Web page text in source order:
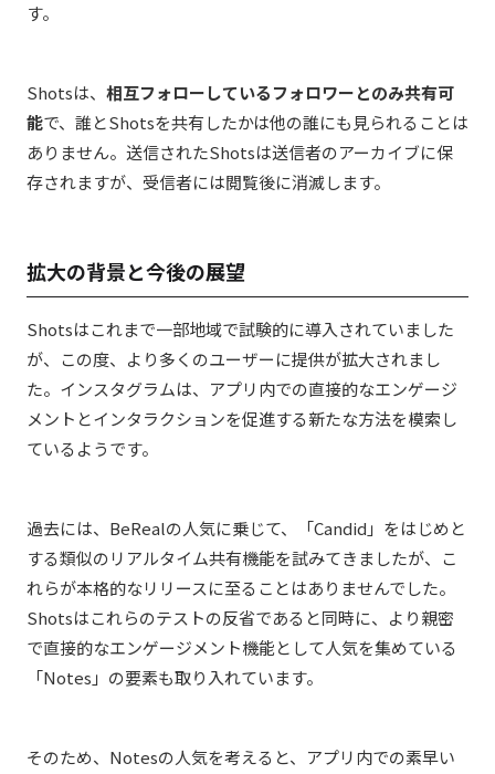
す。
Shotsは、 相互フォローしているフォロワーとのみ共有可
能で、誰とShotsを共有したかは他の誰にも見られることは
ありません。送信されたShotsは送信者のアーカイブに保
存されますが、受信者には閲覧後に消滅します。
拡大の背景と今後の展望
Shotsはこれまで一部地域で試験的に導入されていました
が、この度、より多くのユーザーに提供が拡大されまし
た。インスタグラムは、アプリ内での直接的なエンゲージ
メントとインタラクションを促進する新たな方法を模索し
ているようです。
過去には、BeRealの人気に乗じて、「Candid」をはじめと
する類似のリアルタイム共有機能を試みてきましたが、こ
れらが本格的なリリースに至ることはありませんでした。
Shotsはこれらのテストの反省であると同時に、より親密
で直接的なエンゲージメント機能として人気を集めている
「Notes」の要素も取り入れています。
そのため、Notesの人気を考えると、アプリ内での素早い